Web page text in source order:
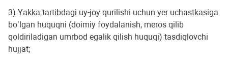
3) Yakka tartibdagi uy-joy qurilishi uchun yer uchastkasiga
boʼlgan huquqni (doimiy foydalanish, meros qilib
qoldiriladigan umrbod egalik qilish huquqi) tasdiqlovchi
hujjat;